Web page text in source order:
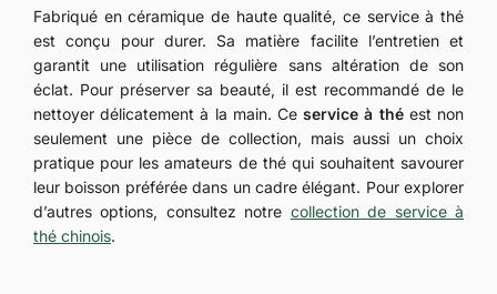
Fabriqué en céramique de haute qualité, ce service à thé
est conçu pour durer. Sa matière facilite l’entretien et
garantit une utilisation régulière sans altération de son
éclat. Pour préserver sa beauté, il est recommandé de le
nettoyer délicatement à la main. Ceservice à théest non
seulement une pièce de collection, mais aussi un choix
pratique pour les amateurs de thé qui souhaitent savourer
leur boisson préférée dans un cadre élégant. Pour explorer
d’autres options, consultez notre collection de service à
thé chinois.